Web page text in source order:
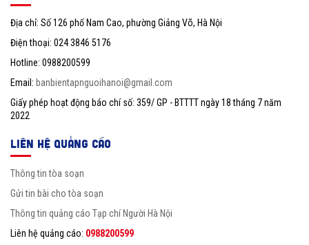
Địa chỉ: Số 126 phố Nam Cao, phường Giảng Võ, Hà Nội
Điện thoại: 024 3846 5176
Hotline: 0988200599
Email: banbientapnguoihanoi@gmail.com
Giấy phép hoạt động báo chí số: 359/ GP - BTTTT ngày 18 tháng 7 năm
2022
LIÊN HỆ QUẢNG CÁO
Thông tin tòa soạn
Gửi tin bài cho tòa soạn
Thông tin quảng cáo Tạp chí Người Hà Nội
Liên hệ quảng cáo: 0988200599